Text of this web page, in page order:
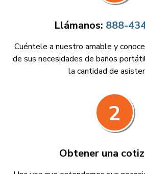
Llámanos: 888-
Cuéntele a nuestro amable y
de sus necesidades de baños
la cantidad de
2
Obtener una